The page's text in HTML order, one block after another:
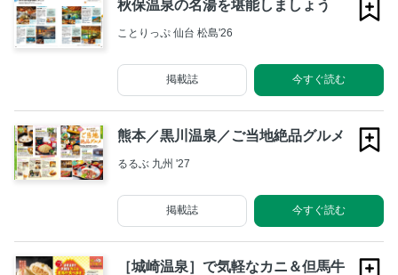
秋保温泉の名湯を堪能しましょう
ことりっぷ 仙台 松島'26
今すぐ読む
掲載誌
熊本／黒川温泉／ご当地絶品グルメ
るるぶ 九州 '27
今すぐ読む
掲載誌
［城崎温泉］で気軽なカニ＆但馬牛